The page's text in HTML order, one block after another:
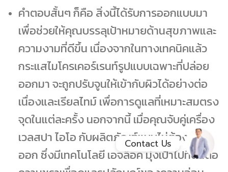
คำตอบสั้นๆ ก็คือ สิ่งนี้ได้รับการออกแบบมา
เพื่อช่วยให้คุณบรรลุเป้าหมายด้านสุขภาพและ
ความงามที่ดีขึ้น เนื่องจากในทางเทคนิคแล้ว
กระแสไมโครเคอร์เรนท์รูปแบบเฉพาะที่ปล่อย
ออกมา จะถูกปรับจูนให้เข้ากับผิวได้อย่างต่อ
เนื่องและเรียลไทม์ เพื่อการดูแลที่เหมาะสมตรง
จุดในแต่ละครั้ง นอกจากนี้ เมื่อคุณจับคู่เครื่อง
เวลสปา ไอโอ กับผลิตภัณฑ์แบบไม่ต้องล้าง
ออก ซึ่งมีเทคโนโลยี เอจล็อค มุ่งเป้าไปที่ต้นต่อ
สั่งสินค้า
Whatsapp
Contact Us
Contact Us